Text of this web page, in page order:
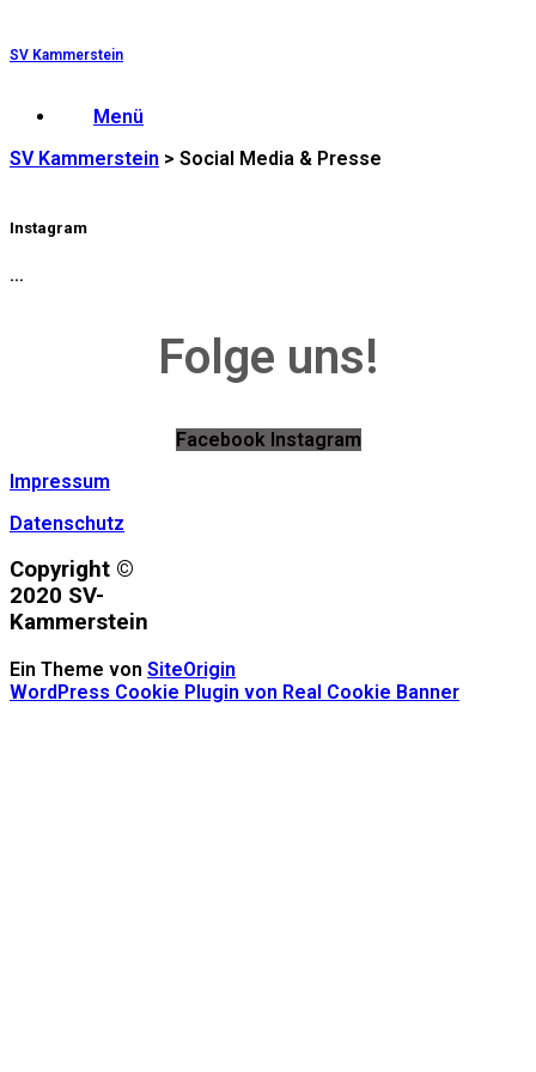
springen
SV Kammerstein
Menü
SV Kammerstein > Social Media & Presse
Instagram
…
Folge uns!
Facebook Instagram
Impressum
Datenschutz
Copyright ©
2020 SV-
Kammerstein
Ein Theme von SiteOrigin
WordPress Cookie Plugin von Real Cookie Banner